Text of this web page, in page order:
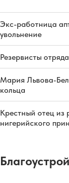
Экс-работница
увольнение
Резервисты
Мария Львова-
кольца
Крестный отец из
нигерийского